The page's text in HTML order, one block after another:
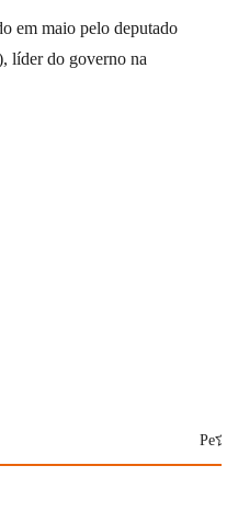
em maio pelo deputado
líder do governo na